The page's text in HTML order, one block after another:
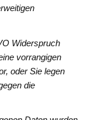
Widerspruch
vorrangigen
oder Sie legen
die